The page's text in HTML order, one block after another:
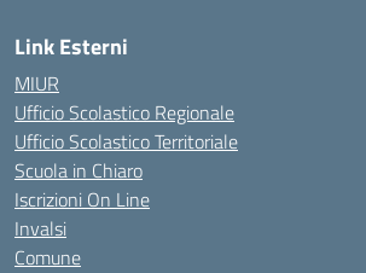
Link Esterni
MIUR
Ufficio Scolastico Regionale
Ufficio Scolastico Territoriale
Scuola in Chiaro
Iscrizioni On Line
Invalsi
Comune